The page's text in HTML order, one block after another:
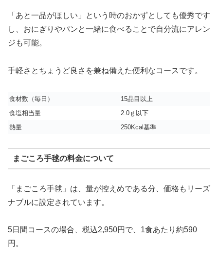
「あと一品がほしい」という時のおかずとしても優秀です
し、おにぎりやパンと一緒に食べることで自分流にアレン
ジも可能。
手軽さとちょうど良さを兼ね備えた便利なコースです。
食材数（毎日）
15品目以上
食塩相当量
2.0ｇ以下
熱量
250Kcal基準
まごころ手毬の料金について
「まごころ手毬」は、量が控えめである分、価格もリーズ
ナブルに設定されています。
5日間コースの場合、税込2,950円で、1食あたり約590
円。